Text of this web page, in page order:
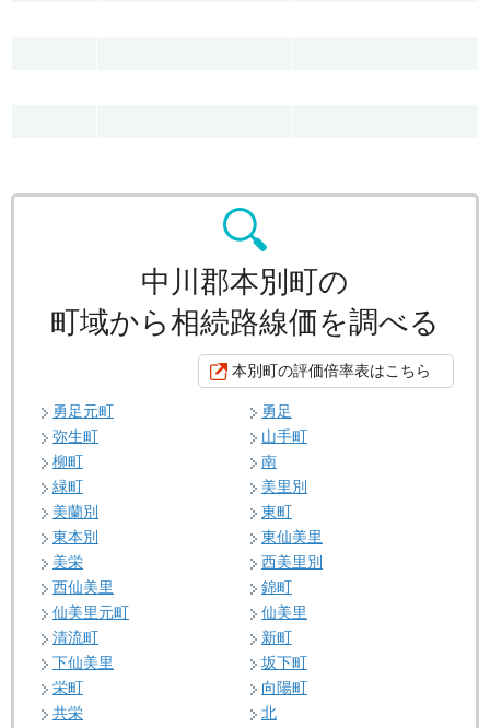
中川郡本別町の
町域から相続路線価を調べる
本別町の評価倍率表はこちら
勇足元町
勇足
弥生町
山手町
柳町
南
緑町
美里別
美蘭別
東町
東本別
東仙美里
美栄
西美里別
西仙美里
錦町
仙美里元町
仙美里
清流町
新町
下仙美里
坂下町
栄町
向陽町
共栄
北